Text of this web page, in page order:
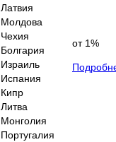
Латвия
Молдова
Чехия
Болгария
Израиль
Испания
Кипр
Литва
Монголия
Португалия
от 1%